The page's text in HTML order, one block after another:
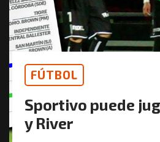
FÚTBOL
Sportivo puede
y River